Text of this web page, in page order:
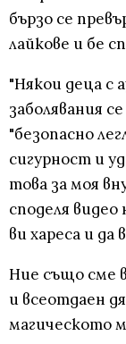
бързо се
лайкове и бе
"Някои деца с
заболявания
"безопасно
сигурност и
това за моя
споделя
ви хареса и да
Ние също сме
и всеотдаен
магическото